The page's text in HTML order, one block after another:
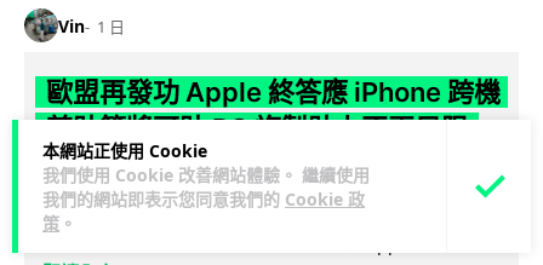
本網站正使用 Cookie
我們使用 Cookie 改善網站體驗。 繼續使用
我們的網站即表示您同意我們的 Cookie 政
策 。
Vin 1 日
歐盟再發功 Apple 終答應 iPhone 跨機
剪貼簿將可貼 PC 複製貼上不再只限
Apple
Apple 電話、電腦之間剪貼簿互聯（即是你從 iPhone 複製內